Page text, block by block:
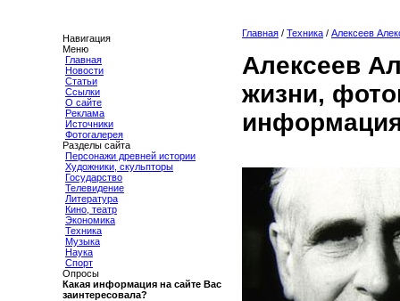
Навигация
Меню
Главная
Новости
Статьи
Ссылки
О сайте
Реклама
Источники
Фотогалерея
Разделы сайта
Персонажи древней истории
Художники, скульпторы
Государство
Телевидение
Литература
Кино, театр
Экономика
Техника
Музыка
Наука
Спорт
Опросы
Какая информация на сайте Вас
заинтересовала?
Главная / Техника / Алексеев
Алексеев
жизни,